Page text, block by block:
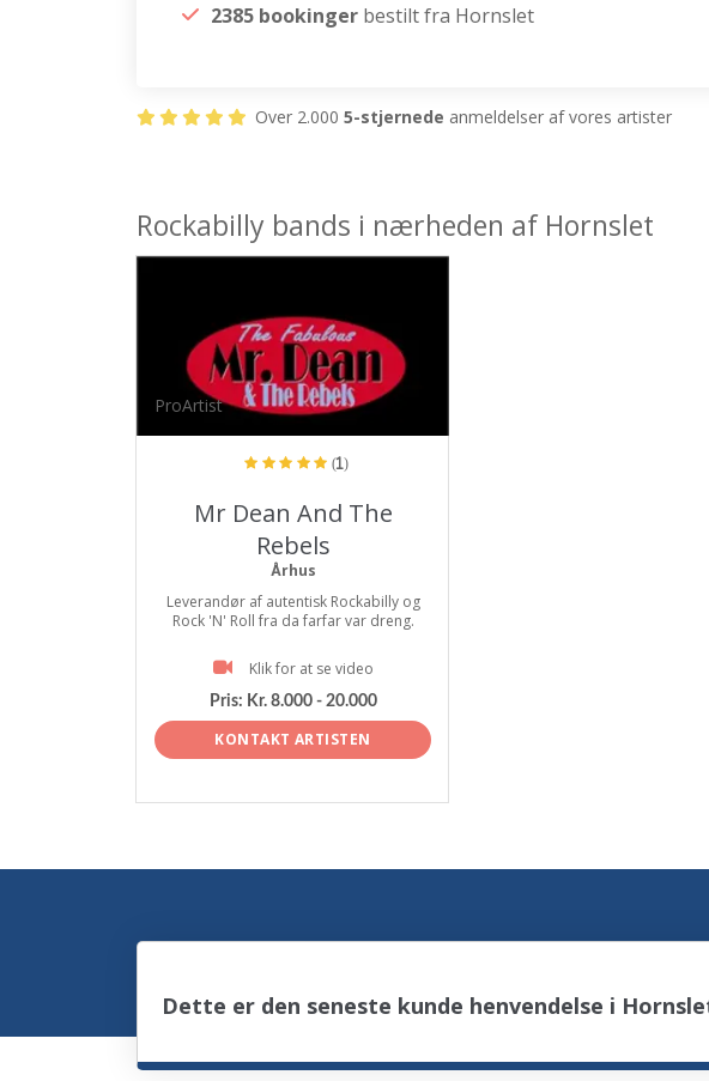
2385 bookinger bestilt fra Hornslet
Over 2.000 5-stjernede anmeldelser af vores artister
Rockabilly bands i nærheden af Hornslet
ProArtist
(1)
Mr Dean And The
Rebels
Århus
Leverandør af autentisk Rockabilly og
Rock 'N' Roll fra da farfar var dreng.
Klik for at se video
Pris: Kr. 8.000 - 20.000
KONTAKT ARTISTEN
Dette er den seneste kunde henvendelse i